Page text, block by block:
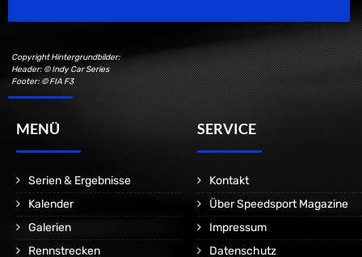
Copyright Hintergrundbilder:
Header: © Indy Car Series
Footer: © FIA F3
MENÜ
Serien & Ergebnisse
Kalender
Galerien
Rennstrecken
SERVICE
Kontakt
Über Speedsport Magazine
Impressum
Datenschutz